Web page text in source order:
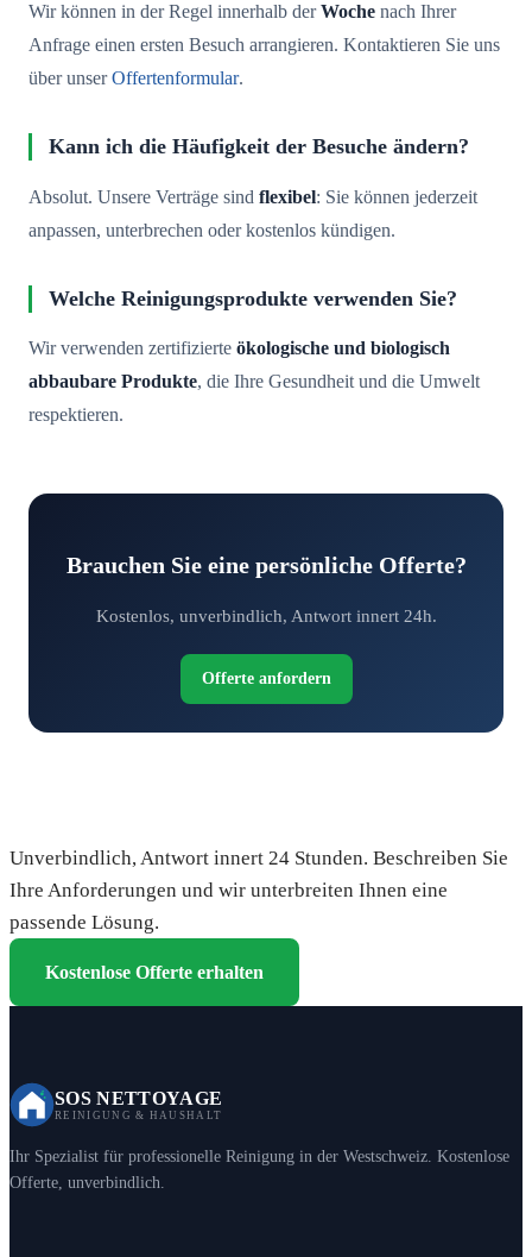
Wir können in der Regel innerhalb derWoche nach Ihrer
Anfrage einen ersten Besuch arrangieren. Kontaktieren Sie uns
über unserOffertenformular.
Kann ich die Häufigkeit der Besuche ändern?
Absolut. Unsere Verträge sind flexibel: Sie können jederzeit
anpassen, unterbrechen oder kostenlos kündigen.
Welche Reinigungsprodukte verwenden Sie?
Wir verwenden zertifizierte ökologische und biologisch
abbaubare Produkte, die Ihre Gesundheit und die Umwelt
respektieren.
Brauchen Sie eine persönliche Offerte?
Kostenlos, unverbindlich, Antwort innert 24h.
Offerte anfordern
Unverbindlich, Antwort innert 24 Stunden. Beschreiben Sie
Ihre Anforderungen und wir unterbreiten Ihnen eine
passende Lösung.
Kostenlose Offerte erhalten
SOS NETTOYAGE
REINIGUNG & HAUSHALT
Ihr Spezialist für professionelle Reinigung in der Westschweiz. Kostenlose
Offerte, unverbindlich.